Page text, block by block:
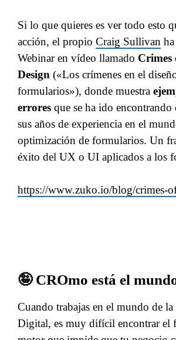
Si lo que quieres es ver todo esto
acción, el propio Craig Sullivan
Webinar en vídeo llamado Crimes
Design («Los crímenes en el
formularios»), donde muestra
errores que se ha ido encontrando
sus años de experiencia en el
optimización de formularios. Un
éxito del UX o UI aplicados a los
https://www.zuko.io/blog/crimes-
🤪 CROmo está el
Cuando trabajas en el mundo de
Digital, es muy difícil encontrar el